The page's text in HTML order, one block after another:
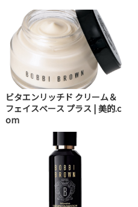
ビタエンリッチド クリーム＆
フェイスベース プラス | 美的.c
om